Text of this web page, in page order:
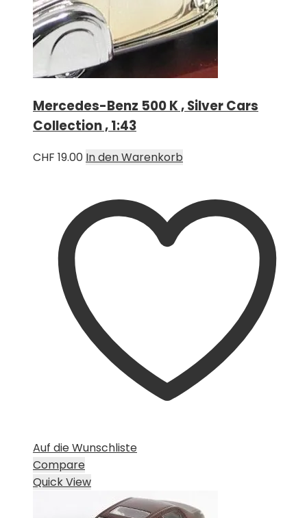
Mercedes-Benz 500 K , Silver Cars
Collection , 1:43
CHF 19.00 In den Warenkorb
Auf die Wunschliste
Compare
Quick View